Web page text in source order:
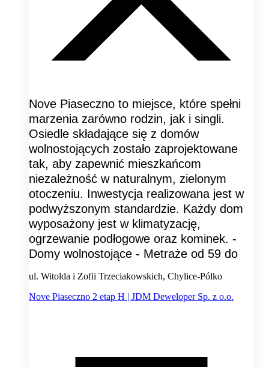
Nove Piaseczno to miejsce, które spełni
marzenia zarówno rodzin, jak i singli.
Osiedle składające się z domów
wolnostojących zostało zaprojektowane
tak, aby zapewnić mieszkańcom
niezależność w naturalnym, zielonym
otoczeniu. Inwestycja realizowana jest w
podwyższonym standardzie. Każdy dom
wyposażony jest w klimatyzację,
ogrzewanie podłogowe oraz kominek. -
Domy wolnostojące - Metraże od 59 do
ul. Witolda i Zofii Trzeciakowskich, Chylice-Pólko
Nove Piaseczno 2 etap H | JDM Deweloper Sp. z o.o.